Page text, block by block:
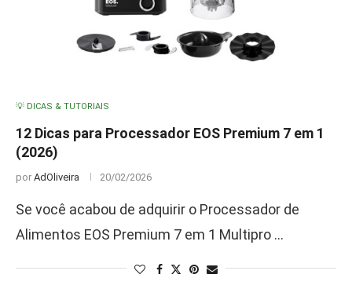
💡 DICAS & TUTORIAIS
12 Dicas para Processador EOS Premium 7 em 1
(2026)
por AdOliveira 20/02/2026
Se você acabou de adquirir o Processador de
Alimentos EOS Premium 7 em 1 Multipro …